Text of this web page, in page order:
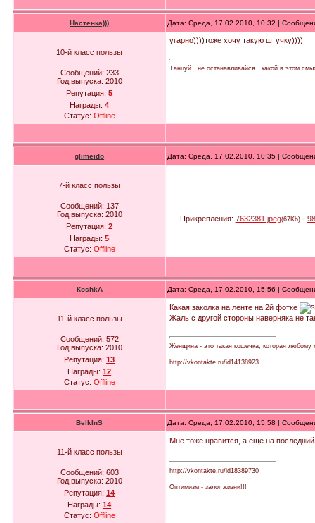
Настенка))) Дата: Среда, 17.02.2010, 10:32 |
10-й класс пользы
Сообщений: 233
Год выпуска: 2010
Репутация:5
Награды:4
Статус: Offline
угарно))))тоже хочу такую штучку))))
Танцуй...не останавливайся...какой в этом
glimeido Дата: Среда, 17.02.2010, 10:35 |
7-й класс пользы
Сообщений: 137
Год выпуска: 2010
Репутация:2
Награды:5
Статус: Offline
Прикрепления: 7632381.jpeg(67Kb)·
КoshkA Дата: Среда, 17.02.2010, 15:56 |
11-й класс пользы
Сообщений: 572
Год выпуска: 2010
Репутация:13
Награды:12
Статус: Offline
Какая заколка на ленте на 2й фотке
Жаль с другой стороны наверняка не
Женщина - это такая кошечка, которая
http://vkontakte.ru/id14138923
BelkInS Дата: Среда, 17.02.2010, 15:58 |
11-й класс пользы
Сообщений: 603
Год выпуска: 2010
Репутация:14
Награды:14
Статус: Offline
Мне тоже нравится, а ещё на
http://vkontakte.ru/id18389730
Оптимизм - залог жизни!!!